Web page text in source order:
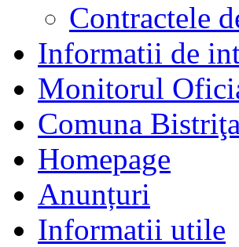
Contractele
Informatii de
Monitorul
Comuna
Homepage
Anunțuri
Informatii utile